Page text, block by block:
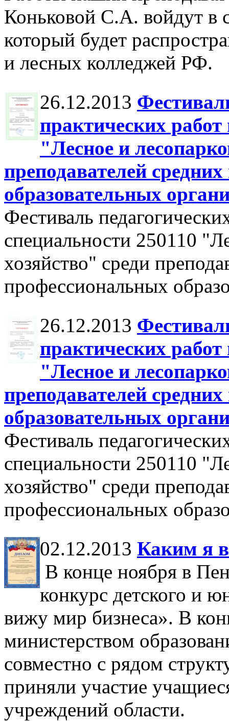
Коньковой С.А. войдут в
который будет
и лесных колледжей РФ.
26.12.2013
практических
"Лесное и
преподавателей
образовательных
Фестиваль
специальности 250110
хозяйство" среди
профессиональных
26.12.2013
практических
"Лесное и
преподавателей
образовательных
Фестиваль
специальности 250110
хозяйство" среди
профессиональных
02.12.2013 Каким я
В конце ноября в
конкурс детского и
вижу мир бизнеса». В
министерством
совместно с рядом
приняли участие
учреждений области.